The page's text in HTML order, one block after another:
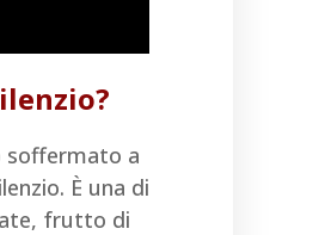
soffermato a
È una di
frutto di